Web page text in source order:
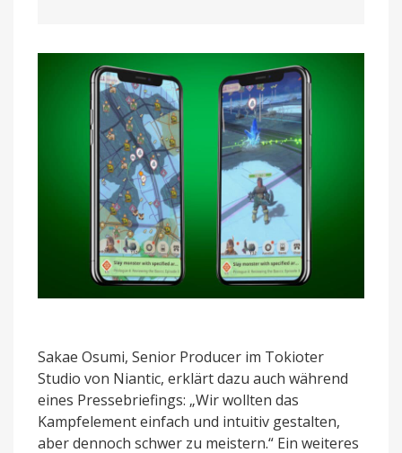
Sakae Osumi, Senior Producer im Tokioter
Studio von Niantic, erklärt dazu auch während
eines Pressebriefings: „Wir wollten das
Kampfelement einfach und intuitiv gestalten,
aber dennoch schwer zu meistern.“ Ein weiteres